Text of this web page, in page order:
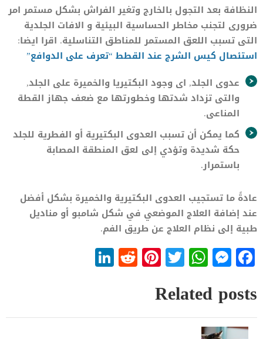
النظافة بعد التجول بالخارج وتغير الفراش بشكل مستمر امر
ضرورى لتجنب مخاطر الحساسية البيئية و الافات الجلدية
التى تسبب اللعق المستمر للمناطق التناسلية. اقرا ايضا:
استئصال كيس الشرج عند القطط “تعرف على الدوافع”
عدوى الجلد, اى وجود البكتيريا والخميرة على الجلد,
والتى تزداد شدتها وخطورتها مع ضعف جهاز القطة
المناعى.
كما يمكن أن تسبب العدوى البكتيرية أو الفطرية للجلد
حكة شديدة وتؤدي إلى لعق المنطقة المصابة
باستمرار.
عادةً ما تستجيب العدوى البكتيرية والخميرة بشكل أفضل
عند إضافة العلاج الموضعي في شكل شامبو أو مناديل
طبية إلى نظام العلاج عن طريق الفم.
Facebook
Messenger
WhatsApp
Twitter
Pinterest
Reddit
Related posts